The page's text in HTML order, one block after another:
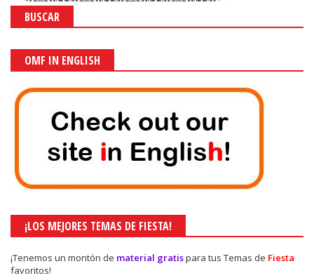
BUSCAR
OMF IN ENGLISH
¡LOS MEJORES TEMAS DE FIESTA!
¡Tenemos un montón de material gratispara tus Temas de Fiesta
favoritos!